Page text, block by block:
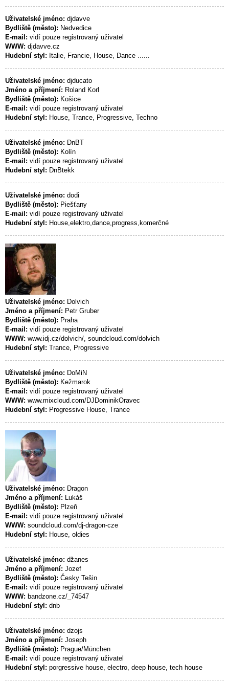
Uživatelské jméno: djdavve
Bydliště (město): Nedvedice
E-mail: vidí pouze registrovaný uživatel
WWW: djdavve.cz
Hudební styl: Italie, Francie, House, Dance ......
Uživatelské jméno: djducato
Jméno a příjmení: Roland Korl
Bydliště (město): Košice
E-mail: vidí pouze registrovaný uživatel
Hudební styl: House, Trance, Progressive, Techno
Uživatelské jméno: DnBT
Bydliště (město): Kolín
E-mail: vidí pouze registrovaný uživatel
Hudební styl: DnBtekk
Uživatelské jméno: dodi
Bydliště (město): Piešťany
E-mail: vidí pouze registrovaný uživatel
Hudební styl: House,elektro,dance,progress,komerčné
Uživatelské jméno: Dolvich
Jméno a příjmení: Petr Gruber
Bydliště (město): Praha
E-mail: vidí pouze registrovaný uživatel
WWW: www.idj.cz/dolvich/, soundcloud.com/dolvich
Hudební styl: Trance, Progressive
Uživatelské jméno: DoMiN
Bydliště (město): Kežmarok
E-mail: vidí pouze registrovaný uživatel
WWW: www.mixcloud.com/DJDominikOravec
Hudební styl: Progressive House, Trance
Uživatelské jméno: Dragon
Jméno a příjmení: Lukáš
Bydliště (město): Plzeň
E-mail: vidí pouze registrovaný uživatel
WWW: soundcloud.com/dj-dragon-cze
Hudební styl: House, oldies
Uživatelské jméno: džanes
Jméno a příjmení: Jozef
Bydliště (město): Česky Tešin
E-mail: vidí pouze registrovaný uživatel
WWW: bandzone.cz/_74547
Hudební styl: dnb
Uživatelské jméno: dzojs
Jméno a příjmení: Joseph
Bydliště (město): Prague/München
E-mail: vidí pouze registrovaný uživatel
Hudební styl: porgressive house, electro, deep house, tech house